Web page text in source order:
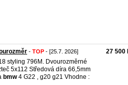
- TOP - [25.7. 2026]
styling 796M. Dvourozměrné
5x112 Středová díra 66,5mm
bmw4 G22 , g20 g21 Vhodne :
27 500